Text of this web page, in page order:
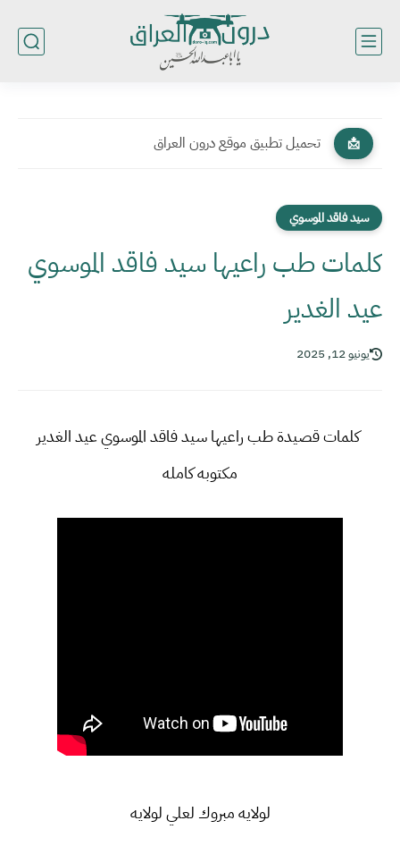
📩 تحميل تطبيق موقع درون العراق
سيد فاقد الموسوي
كلمات طب راعيها سيد فاقد الموسوي
عيد الغدير
يونيو 12, 2025
كلمات قصيدة طب راعيها سيد فاقد الموسوي عيد الغدير
مكتوبه كامله
لولايه مبروك لعلي لولايه